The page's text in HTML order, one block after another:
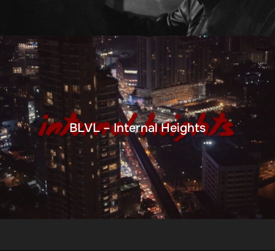
BLVL – Internal Heights